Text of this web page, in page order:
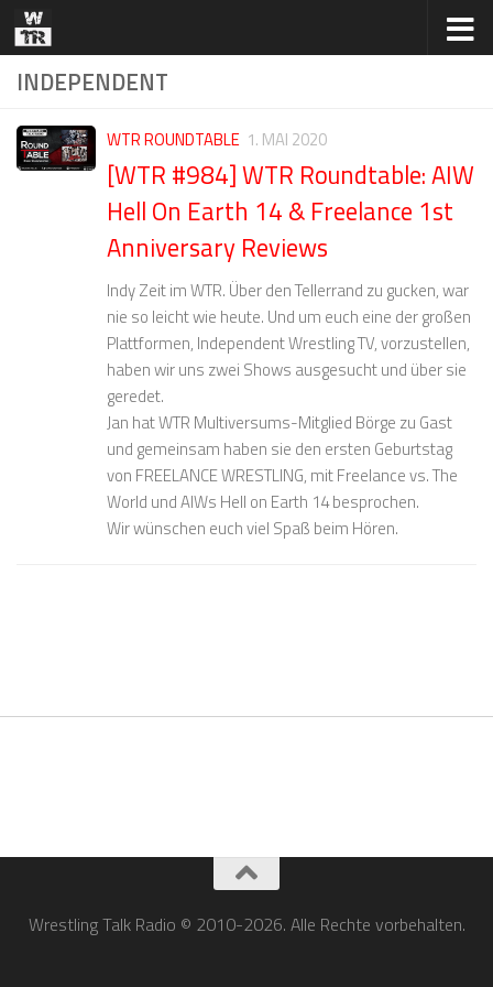
Zum Inhalt springen
INDEPENDENT
WTR ROUNDTABLE 1. MAI 2020
[WTR #984] WTR Roundtable: AIW
Hell On Earth 14 & Freelance 1st
Anniversary Reviews
Indy Zeit im WTR. Über den Tellerrand zu gucken, war
nie so leicht wie heute. Und um euch eine der großen
Plattformen, Independent Wrestling TV, vorzustellen,
haben wir uns zwei Shows ausgesucht und über sie
geredet.
Jan hat WTR Multiversums-Mitglied Börge zu Gast
und gemeinsam haben sie den ersten Geburtstag
von FREELANCE WRESTLING, mit Freelance vs. The
World und AIWs Hell on Earth 14 besprochen.
Wir wünschen euch viel Spaß beim Hören.
Wrestling Talk Radio © 2010-2026. Alle Rechte vorbehalten.